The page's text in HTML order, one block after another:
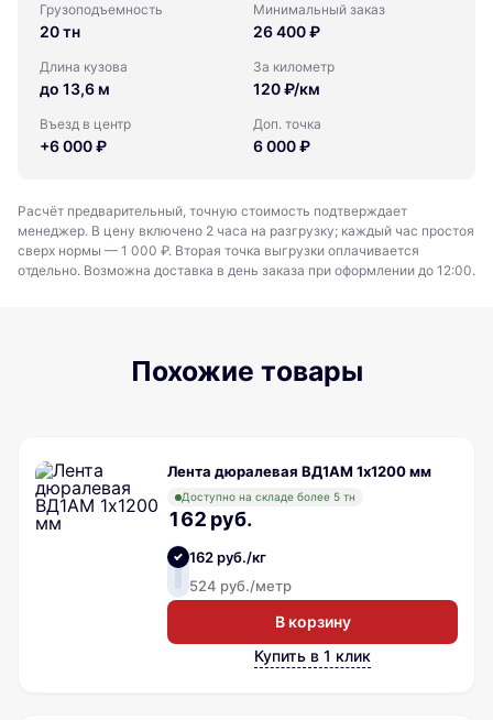
Грузоподъемность
20 тн
Минимальный заказ
26 400 ₽
Длина кузова
до 13,6 м
За километр
120 ₽/км
Въезд в центр
+6 000 ₽
Доп. точка
6 000 ₽
Расчёт предварительный, точную стоимость подтверждает
менеджер. В цену включено 2 часа на разгрузку; каждый час простоя
сверх нормы — 1 000 ₽. Вторая точка выгрузки оплачивается
отдельно. Возможна доставка в день заказа при оформлении до 12:00.
Похожие товары
Лента дюралевая ВД1АМ 1х1200 мм
Доступно на складе более 5 тн
162 руб.
162 руб./кг
524 руб./метр
В корзину
Купить в 1 клик